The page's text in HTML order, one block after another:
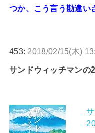
つか、こう言う勘違い
453: 2018/02/15(木)
サンドウィッチマンの